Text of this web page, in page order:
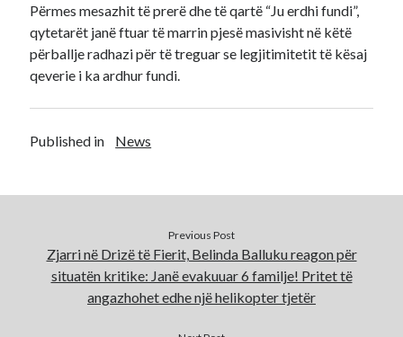
Përmes mesazhit të prerë dhe të qartë “Ju erdhi fundi”,
qytetarët janë ftuar të marrin pjesë masivisht në këtë
përballje radhazi për të treguar se legjitimitetit të kësaj
qeverie i ka ardhur fundi.
Published in News
Previous Post
Zjarri në Drizë të Fierit, Belinda Balluku reagon për
situatën kritike: Janë evakuuar 6 familje! Pritet të
angazhohet edhe një helikopter tjetër